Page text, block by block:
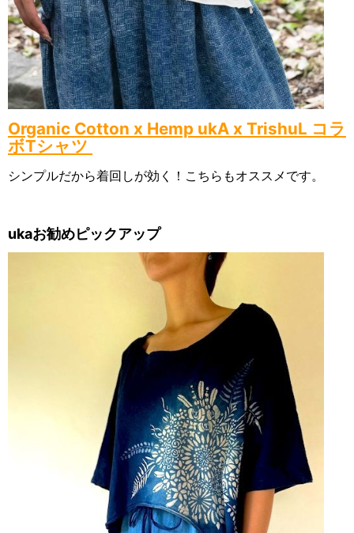
Organic Cotton x Hemp ukA x TrishuL コラ
ボTシャツ
シンプルだから着回しが効く！こちらもオススメです。
ukaお勧めピックアップ